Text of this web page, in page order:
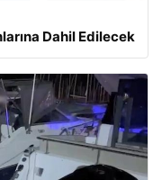
Dahil Edilecek